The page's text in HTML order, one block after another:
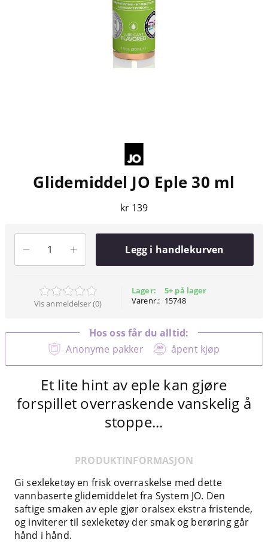
Glidemiddel JO Eple 30 ml
kr 139
Legg i handlekurven
Vis anmeldelser (0)
Lager:
Varenr.:
5+ på lager
15748
Anonyme pakker åpent kjøp
Hos oss får du alltid:
Et lite hint av eple kan gjøre
forspillet overraskende vanskelig å
stoppe...
PRODUKTINFORMASJON
Gi sexleketøy en frisk overraskelse med dette
vannbaserte glidemiddelet fra System JO. Den
saftige smaken av eple gjør oralsex ekstra fristende,
og inviterer til sexleketøy der smak og berøring går
hånd i hånd.